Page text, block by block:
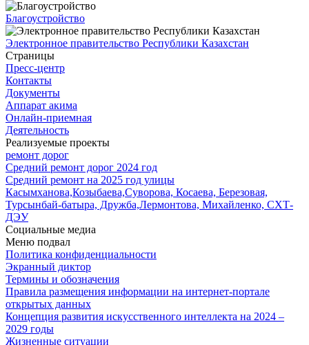
Благоустройство
Электронное правительство Республики Казахстан
Страницы
Пресс-центр
Контакты
Документы
Аппарат акима
Онлайн-приемная
Деятельность
Реализуемые проекты
ремонт дорог
Средний ремонт дорог 2024 год
Средний ремонт на 2025 год улицы
Касымханова,Козыбаева,Суворова, Косаева, Березовая,
Турсынбай-батыра, Дружба,Лермонтова, Михайленко, СХТ-
ДЭУ
Социальные медиа
Меню подвал
Политика конфиденциальности
Экранный диктор
Термины и обозначения
Правила размещения информации на интернет-портале
открытых данных
Концепция развития искусственного интеллекта на 2024 –
2029 годы
Жизненные ситуации